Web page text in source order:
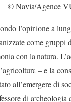
© Navia/Agence
l’opinione a
come gruppi
con la natura.
– e la
all’emergere di
di